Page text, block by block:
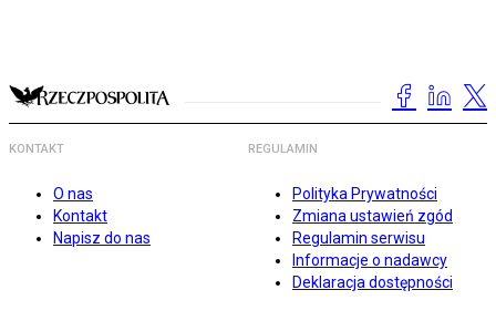
KONTAKT
O nas
Kontakt
Napisz do nas
REGULAMIN
Polityka Prywatności
Zmiana ustawień zgód
Regulamin serwisu
Informacje o nadawcy
Deklaracja dostępności